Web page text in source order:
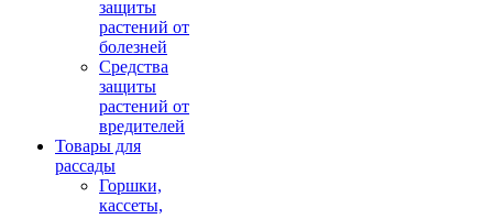
защиты
растений от
болезней
Средства
защиты
растений от
вредителей
Товары для
рассады
Горшки,
кассеты,